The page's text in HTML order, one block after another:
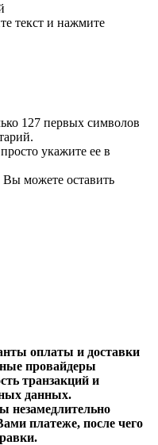
текст и нажмите
127 первых символов
укажите ее в
можете оставить
оплаты и доставки
провайдеры
транзакций и
данных.
незамедлительно
платеже, после чего